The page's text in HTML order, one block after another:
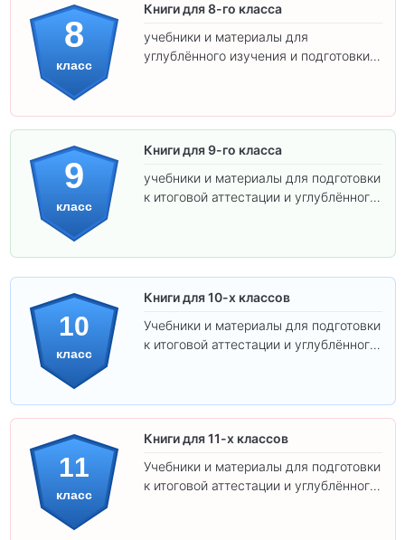
8
класс
Книги для 8-го класса
учебники и материалы для
углублённого изучения и подготовки к
9
класс
Книги для 9-го класса
учебники и материалы для подготовки
к итоговой аттестации и углублённого
10
класс
Книги для 10-х классов
Учебники и материалы для подготовки
к итоговой аттестации и углублённого
11
класс
Книги для 11-х классов
Учебники и материалы для подготовки
к итоговой аттестации и углублённого